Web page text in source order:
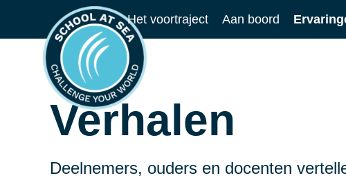
de
School
at
Sea
Het voortraject Aan boord
Verhalen
Deelnemers, ouders en docenten